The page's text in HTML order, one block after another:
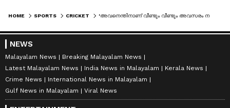
HOME SPORTS CRICKET 'അവനെന്തിനാണ് വീണ്ടും വീണ്ടും അവസരം നൽകുന്നത്', ചെന്നൈ 14 കോടിക്ക് സ്വന്തമാക്കി താരത്തിനെതിരെ വിമർശനവുമായി ശ്രീകാന്ത്
NEWS
Malayalam News
Breaking Malayalam News
Latest Malayalam News
India News in Malayalam
Kerala News
Crime News
International News in Malayalam
Gulf News in Malayalam
Viral News